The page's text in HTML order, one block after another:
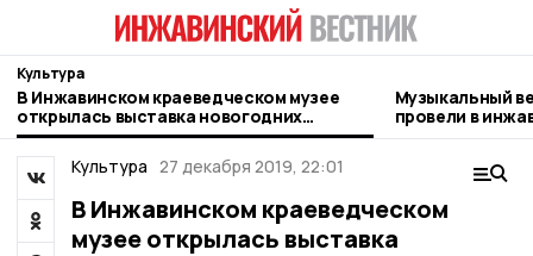
Культура
В Инжавинском краеведческом музее
открылась выставка новогодних
открыток
Музыкальный
провели в
Культура 27 декабря 2019, 22:01
В Инжавинском краеведческом
музее открылась выставка